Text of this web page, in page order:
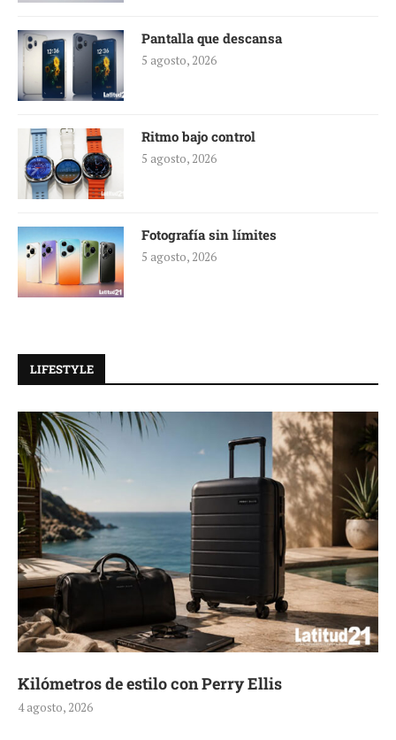
Pantalla que descansa
5 agosto, 2026
Ritmo bajo control
5 agosto, 2026
Fotografía sin límites
5 agosto, 2026
LIFESTYLE
Kilómetros de estilo con Perry Ellis
4 agosto, 2026